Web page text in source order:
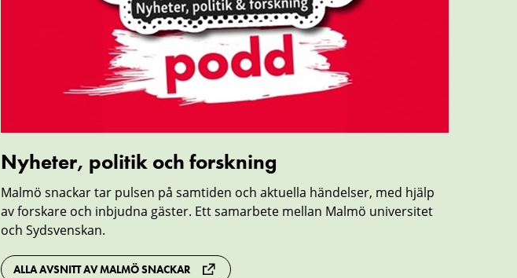
Nyheter, politik och forskning
Malmö snackar tar pulsen på samtiden och aktuella händelser, med hjälp
av forskare och inbjudna gäster. Ett samarbete mellan Malmö universitet
och Sydsvenskan.
ALLA AVSNITT AV MALMÖ SNACKAR